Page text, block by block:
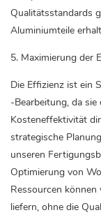
Qualitätsstandards
Aluminiumteile
5. Maximierung der
Die Effizienz ist ein
-Bearbeitung, da
Kosteneffektivität
strategische
unseren
Optimierung von
Ressourcen
liefern, ohne die